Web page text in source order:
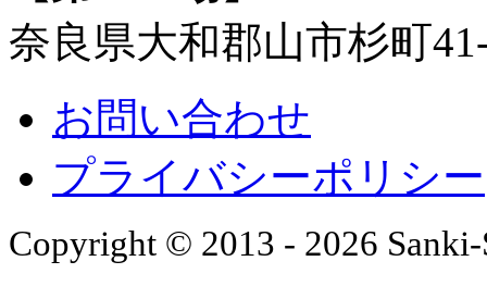
奈良県大和郡山市杉町
お問い合わせ
プライバシーポリシー
Copyright © 2013 - 2026